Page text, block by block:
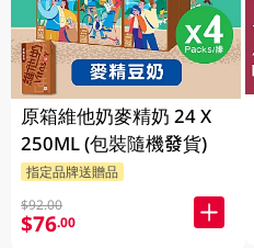
原箱維他奶麥精奶 24 X
250ML (包裝隨機發貨)
指定品牌送贈品
$92.00
$76.00